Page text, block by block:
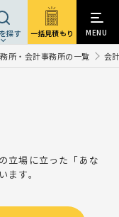
探す 一括見積もり MENU
所・会計事務所の一覧 会
立場に立った「あな
す。